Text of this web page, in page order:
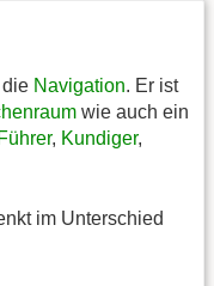
Navigation. Er ist
wie auch ein
Führer, Kundiger,
im Unterschied